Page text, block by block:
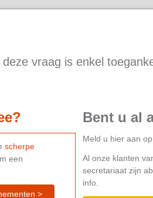
vraag is enkel
scherpe
een
>
Bent u al
Meld u hier aan
Al onze klanten
secretariaat zijn
info.